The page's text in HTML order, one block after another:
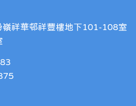
嶺祥華邨祥豐樓地下101-108室